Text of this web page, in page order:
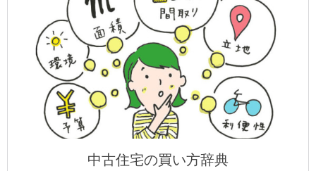
中古住宅の買い方辞典